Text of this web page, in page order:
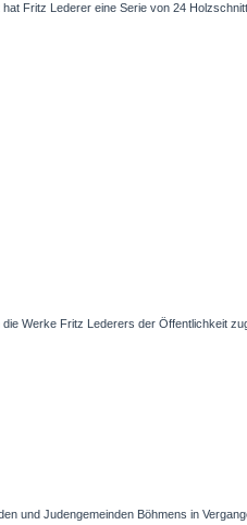
Fritz Lederer eine Serie von 24
Werke Fritz Lederers der Öffentlichkeit
und Judengemeinden Böhmens in